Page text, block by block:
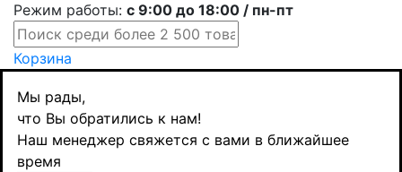
Режим работы: с 9:00 до 18:00 / пн-пт
Корзина
Мы рады,
что Вы обратились к нам!
Наш менеджер свяжется с вами в ближайшее
время